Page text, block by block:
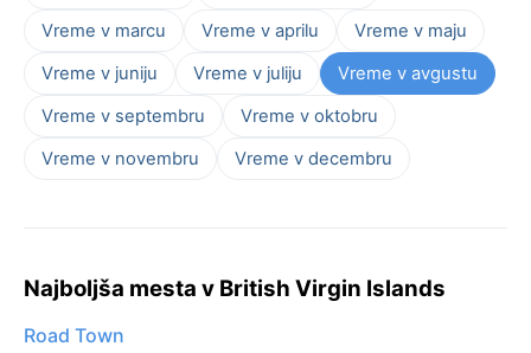
Vreme v marcu
Vreme v aprilu
Vreme v maju
Vreme v juniju
Vreme v juliju
Vreme v avgustu
Vreme v septembru
Vreme v oktobru
Vreme v novembru
Vreme v decembru
Najboljša mesta v British Virgin Islands
Road Town